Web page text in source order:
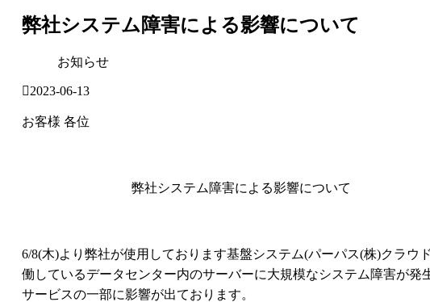
弊社システム障害による影響について
お知らせ
2023-06-13
お客様 各位
弊社システム障害による影響について
6/8(木)より弊社が使用しております基盤システム(パーパス(株)クラウ
働しているデータセンター内のサーバーに大規模なシステム障害が発
サービスの一部に影響が出ております。